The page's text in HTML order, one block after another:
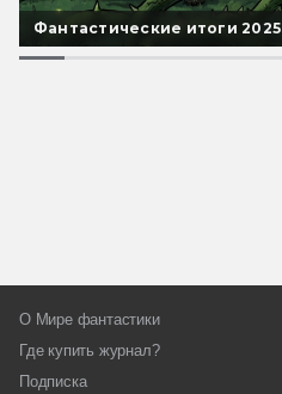
Фантастические итоги 2025
О Мире фантастики
Где купить журнал?
Подписка